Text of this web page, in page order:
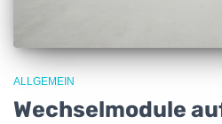
ALLGEMEIN
Wechselmodule